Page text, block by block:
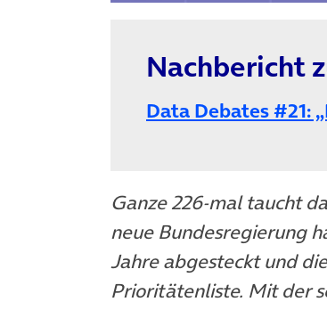
Nachbericht
Data Debates #21:
Ganze 226-mal taucht
neue Bundesregierung
Jahre abgesteckt und
Prioritätenliste. Mit der